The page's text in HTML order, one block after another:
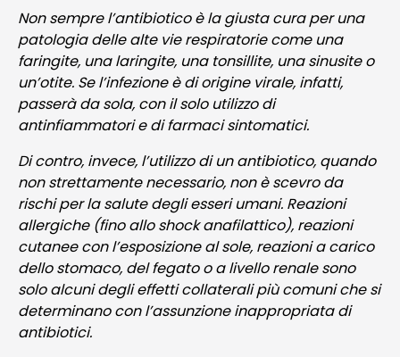
Non sempre l’antibiotico è la giusta cura per una
patologia delle alte vie respiratorie come una
faringite, una laringite, una tonsillite, una sinusite o
un’otite. Se l’infezione è di origine virale, infatti,
passerà da sola, con il solo utilizzo di
antinfiammatori e di farmaci sintomatici.
Di contro, invece, l’utilizzo di un antibiotico, quando
non strettamente necessario, non è scevro da
rischi per la salute degli esseri umani. Reazioni
allergiche (fino allo shock anafilattico), reazioni
cutanee con l’esposizione al sole, reazioni a carico
dello stomaco, del fegato o a livello renale sono
solo alcuni degli effetti collaterali più comuni che si
determinano con l’assunzione inappropriata di
antibiotici.